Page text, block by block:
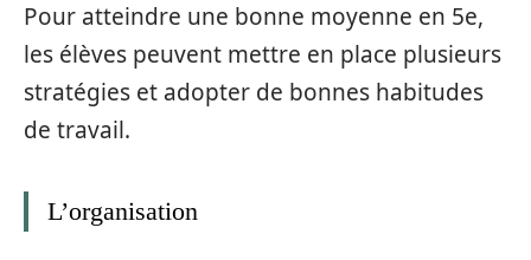
Pour atteindre une bonne moyenne en 5e,
les élèves peuvent mettre en place plusieurs
stratégies et adopter de bonnes habitudes
de travail.
L’organisation